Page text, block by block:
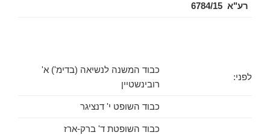
רע"א 6784/15
לפני:
כבוד המשנה לנשיאה (בדימ') א'
רובינשטיין
כבוד השופט י' דנציגר
כבוד השופטת ד' ברק-ארז